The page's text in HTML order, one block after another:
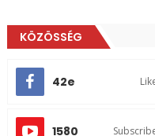
KÖZÖSSÉG
42e
1580